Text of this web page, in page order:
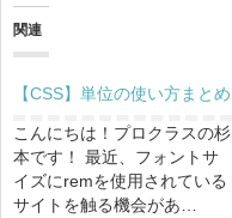
関連
【CSS】単位の使い方まとめ
こんにちは！プロクラスの杉
本です！ 最近、フォントサ
イズにremを使用されている
サイトを触る機会があ…